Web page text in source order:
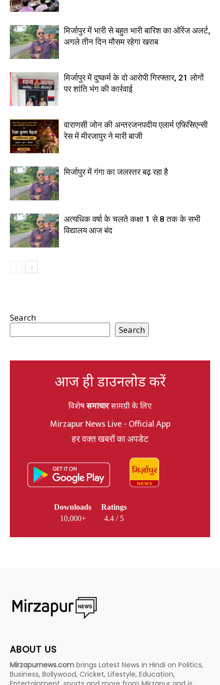
मिर्जापुर में भारी से बहुत भारी बारिश का ऑरेंज अलर्ट,
अगले तीन दिन मौसम रहेगा खराब
मिर्जापुर में दुष्कर्म के दो आरोपी गिरफ्तार, 21 लोगों
पर शांति भंग की कार्रवाई
वाराणसी जोन की अन्तरजनपदीय एलार्म एफिसिएन्सी
रेस में मीरजापुर ने मारी बाजी
मिर्जापुर में गंगा का जलस्तर बढ़ रहा है
अत्यधिक वर्षा के चलते कक्षा 1 से 8 तक के सभी
विद्यालय आज बंद
Search
Search
आज ही डाउनलोड करें
विशेषसमाचारसामग्री के लिए
Mirzapur News Live - Official App
हर वक्त खबरों का अपडेट
Downloads
10,000+
Ratings
4.4 / 5
ABOUT US
Mirzapurnews.com brings Latest News in Hindi on Politics,
Business, Bollywood, Cricket, Lifestyle, Education,